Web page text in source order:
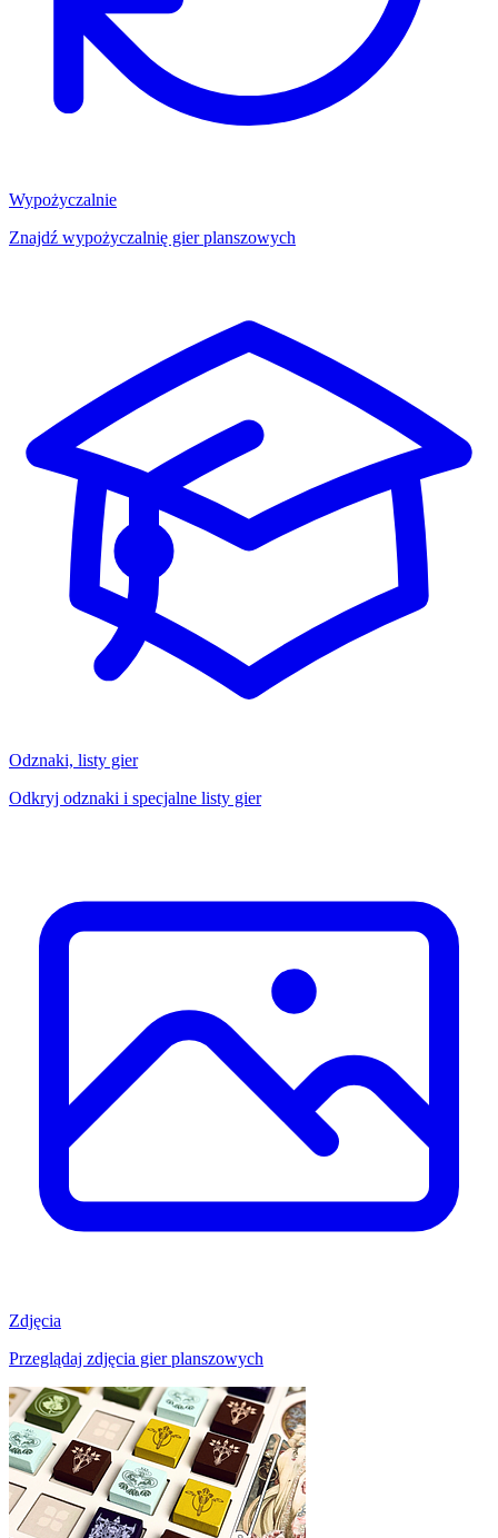
Wypożyczalnie
Znajdź wypożyczalnię gier planszowych
Odznaki, listy gier
Odkryj odznaki i specjalne listy gier
Zdjęcia
Przeglądaj zdjęcia gier planszowych